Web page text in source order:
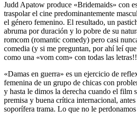
Judd Apatow produce «Bridemaids» con
traspolar el cine predominantemente
el género femenino. El resultado, un
abruma por duración y lo pobre de su
romcom (romantic comedy) pero casi
comedia (y si me preguntan, por ahí leí
como una «vom com» con todas las
«Damas en guerra» es un ejercicio de
femenina de un grupo de chicas con
y hasta le dimos la derecha cuando el film
premisa y buena crítica internacional,
soporífera trama. Lo que no le